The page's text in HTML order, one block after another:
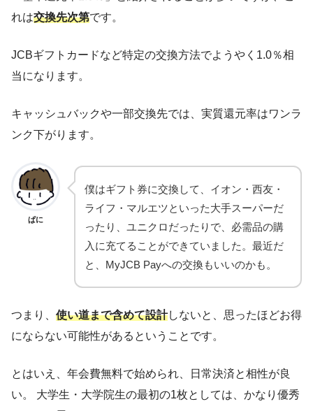
れは交換先次第です。
JCBギフトカードなど特定の交換方法でようやく1.0％相
当になります。
キャッシュバックや一部交換先では、実質還元率はワンラ
ンク下がります。
ぱに
僕はギフト券に交換して、イオン・西友・
ライフ・マルエツといった大手スーパーだ
ったり、ユニクロだったりで、必需品の購
入に充てることができていました。最近だ
と、MyJCB Payへの交換もいいのかも。
つまり、 使い道まで含めて設計しないと、思ったほどお得
にならない可能性があるということです。
とはいえ、年会費無料で始められ、日常決済と相性が良
い。 大学生・大学院生の最初の1枚としては、かなり優秀